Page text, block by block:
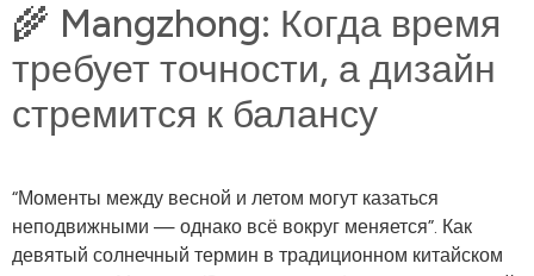
🌾 Mangzhong: Когда время
требует точности, а дизайн
стремится к балансу
“Моменты между весной и летом могут казаться
неподвижными — однако всё вокруг меняется”. Как
девятый солнечный термин в традиционном китайском